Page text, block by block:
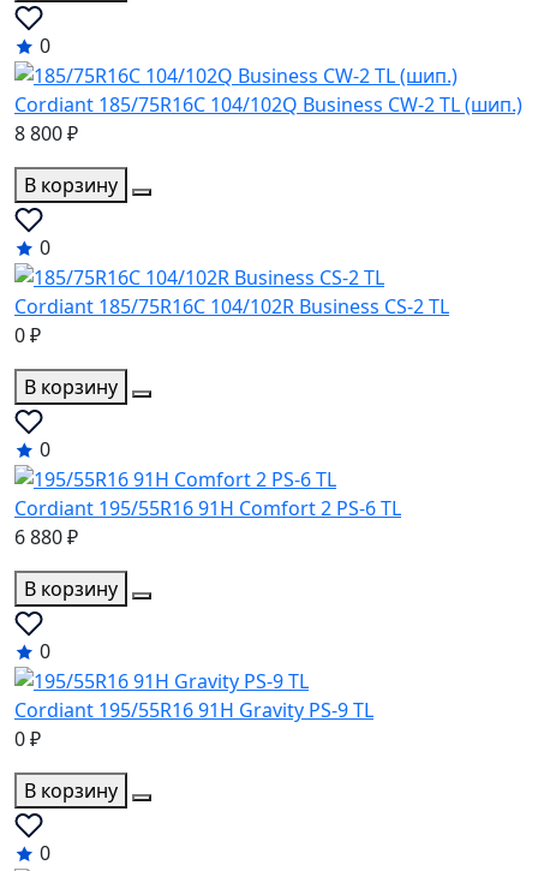
0
Cordiant 185/75R16C 104/102Q Business CW-2 TL (шип.)
8 800 ₽
В корзину
0
Cordiant 185/75R16C 104/102R Business CS-2 TL
0 ₽
В корзину
0
Cordiant 195/55R16 91H Comfort 2 PS-6 TL
6 880 ₽
В корзину
0
Cordiant 195/55R16 91H Gravity PS-9 TL
0 ₽
В корзину
0